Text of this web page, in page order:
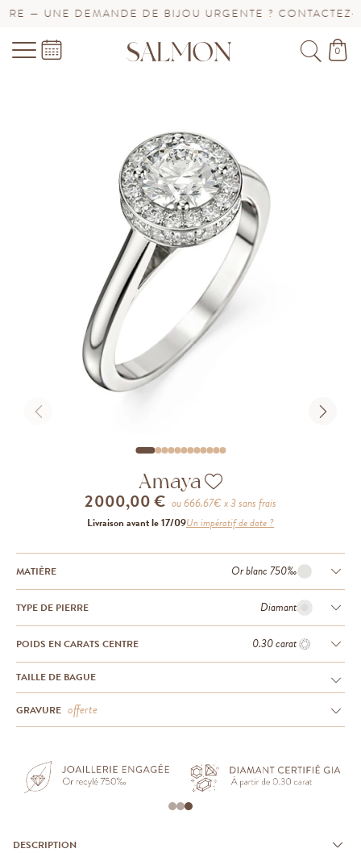
— UNE DEMANDE DE BIJOU URGENTE ? CONTACTEZ-
0
Amaya
2 000,00 € ou666.67€ x 3 sans frais
Livraison avant le 17/09Un impératif de date ?
MATIÈRE Or blanc 750‰
TYPE DE PIERRE Diamant
POIDS EN CARATS CENTRE 0.30 carat
TAILLE DE BAGUE
GRAVURE offerte
DESCRIPTION